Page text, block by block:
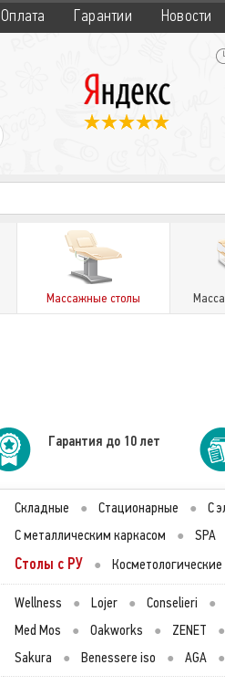
Оплата Гарантии Новости
Массажные столы
Гарантия до 10 лет
Складные ● Стационарные ● С
С металлическим каркасом
● SPA
Столы с РУ ●
Wellness ● Lojer ● Conselieri ●
Med Mos
● Oakworks ● ZENET ●
Sakura
● Benessere iso ● AGA ●